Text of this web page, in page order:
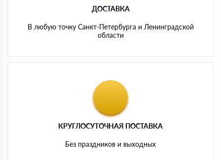
ДОСТАВКА
В любую точку Санкт-Петербурга и Ленинградской
области
КРУГЛОСУТОЧНАЯ ПОСТАВКА
Без праздников и выходных